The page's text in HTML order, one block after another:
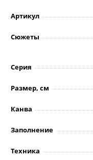
Артикул
Сюжеты
Серия
Размер, см
Канва
Заполнение
Техника